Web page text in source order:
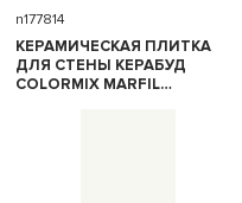
n177814
КЕРАМИЧЕСКАЯ ПЛИТКА
ДЛЯ СТЕНЫ КЕРАБУД
COLORMIX MARFIL